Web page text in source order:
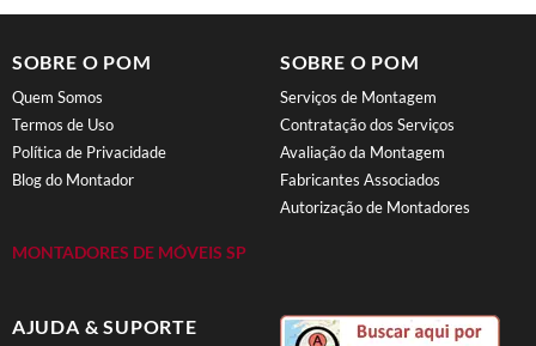
SOBRE O POM
Quem Somos
Termos de Uso
Política de Privacidade
Blog do Montador
MONTADORES DE MÓVEIS SP
SOBRE O POM
Serviços de Montagem
Contratação dos Serviços
Avaliação da Montagem
Fabricantes Associados
Autorização de Montadores
AJUDA & SUPORTE